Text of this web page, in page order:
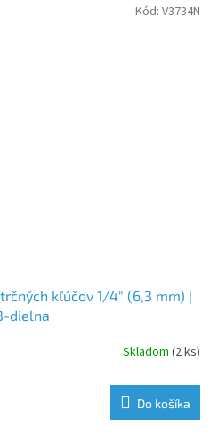
kľúčov 1/4" (6,3 mm) |
dielna
Skladom (2 ks)
Do košíka
Kód: V3734N